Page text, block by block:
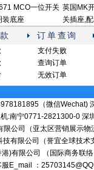
MCO一位开关
装底座
英国MK
关插座,
订单查询
支付失败
查询订单
无效订单
（微信
:南宁0771-2821300-0 深
限公司（亚太区营销展示
技有限公司（誉宜全球技
港)有限公司 （国际商务联
服E_mail ：